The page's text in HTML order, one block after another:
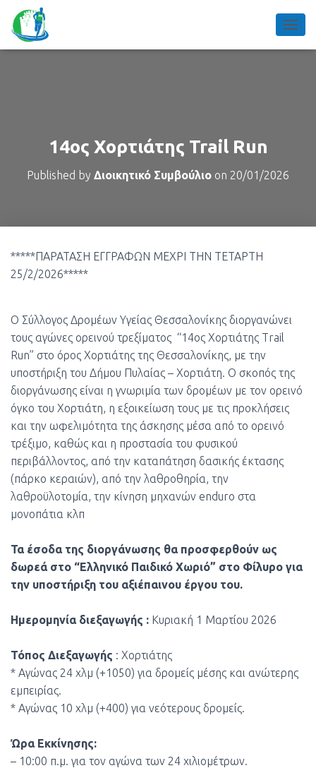
14ος Χορτιάτης Trail Run
Published by Διοικητικό Συμβούλιο on 20/01/2026
*****ΠΑΡΑΤΑΣΗ ΕΓΓΡΑΦΩΝ ΜΕΧΡΙ ΤΗΝ ΤΕΤΑΡΤΗ
25/2/2026*****
Ο Σύλλογος Δρομέων Υγείας Θεσσαλονίκης διοργανώνει
τους αγώνες ορεινού τρεξίματος “14ος Χορτιάτης Trail
Run” στο όρος Χορτιάτης της Θεσσαλονίκης, με την
υποστήριξη του Δήμου Πυλαίας – Χορτιάτη. Ο σκοπός της
διοργάνωσης είναι η γνωριμία των δρομέων με τον ορεινό
όγκο του Χορτιάτη, η εξοικείωση τους με τις προκλήσεις
και την ωφελιμότητα της άσκησης μέσα από το ορεινό
τρέξιμο, καθώς και η προστασία του φυσικού
περιβάλλοντος, από την καταπάτηση δασικής έκτασης
(πάρκο κεραιών), από την λαθροθηρία, την
λαθροϋλοτομία, την κίνηση μηχανών enduro στα
μονοπάτια κλπ
Τα έσοδα της διοργάνωσης θα προσφερθούν ως
δωρεά στο “Ελληνικό Παιδικό Χωριό” στο Φίλυρο για
την υποστήριξη του αξιέπαινου έργου του.
Ημερομηνία διεξαγωγής : Κυριακή 1 Μαρτίου 2026
Τόπος Διεξαγωγής : Χορτιάτης
* Αγώνας 24 χλμ (+1050) για δρομείς μέσης και ανώτερης
εμπειρίας.
* Αγώνας 10 χλμ (+400) για νεότερους δρομείς.
Ώρα Εκκίνησης:
– 10:00 π.μ. για τον αγώνα των 24 χιλιομέτρων.